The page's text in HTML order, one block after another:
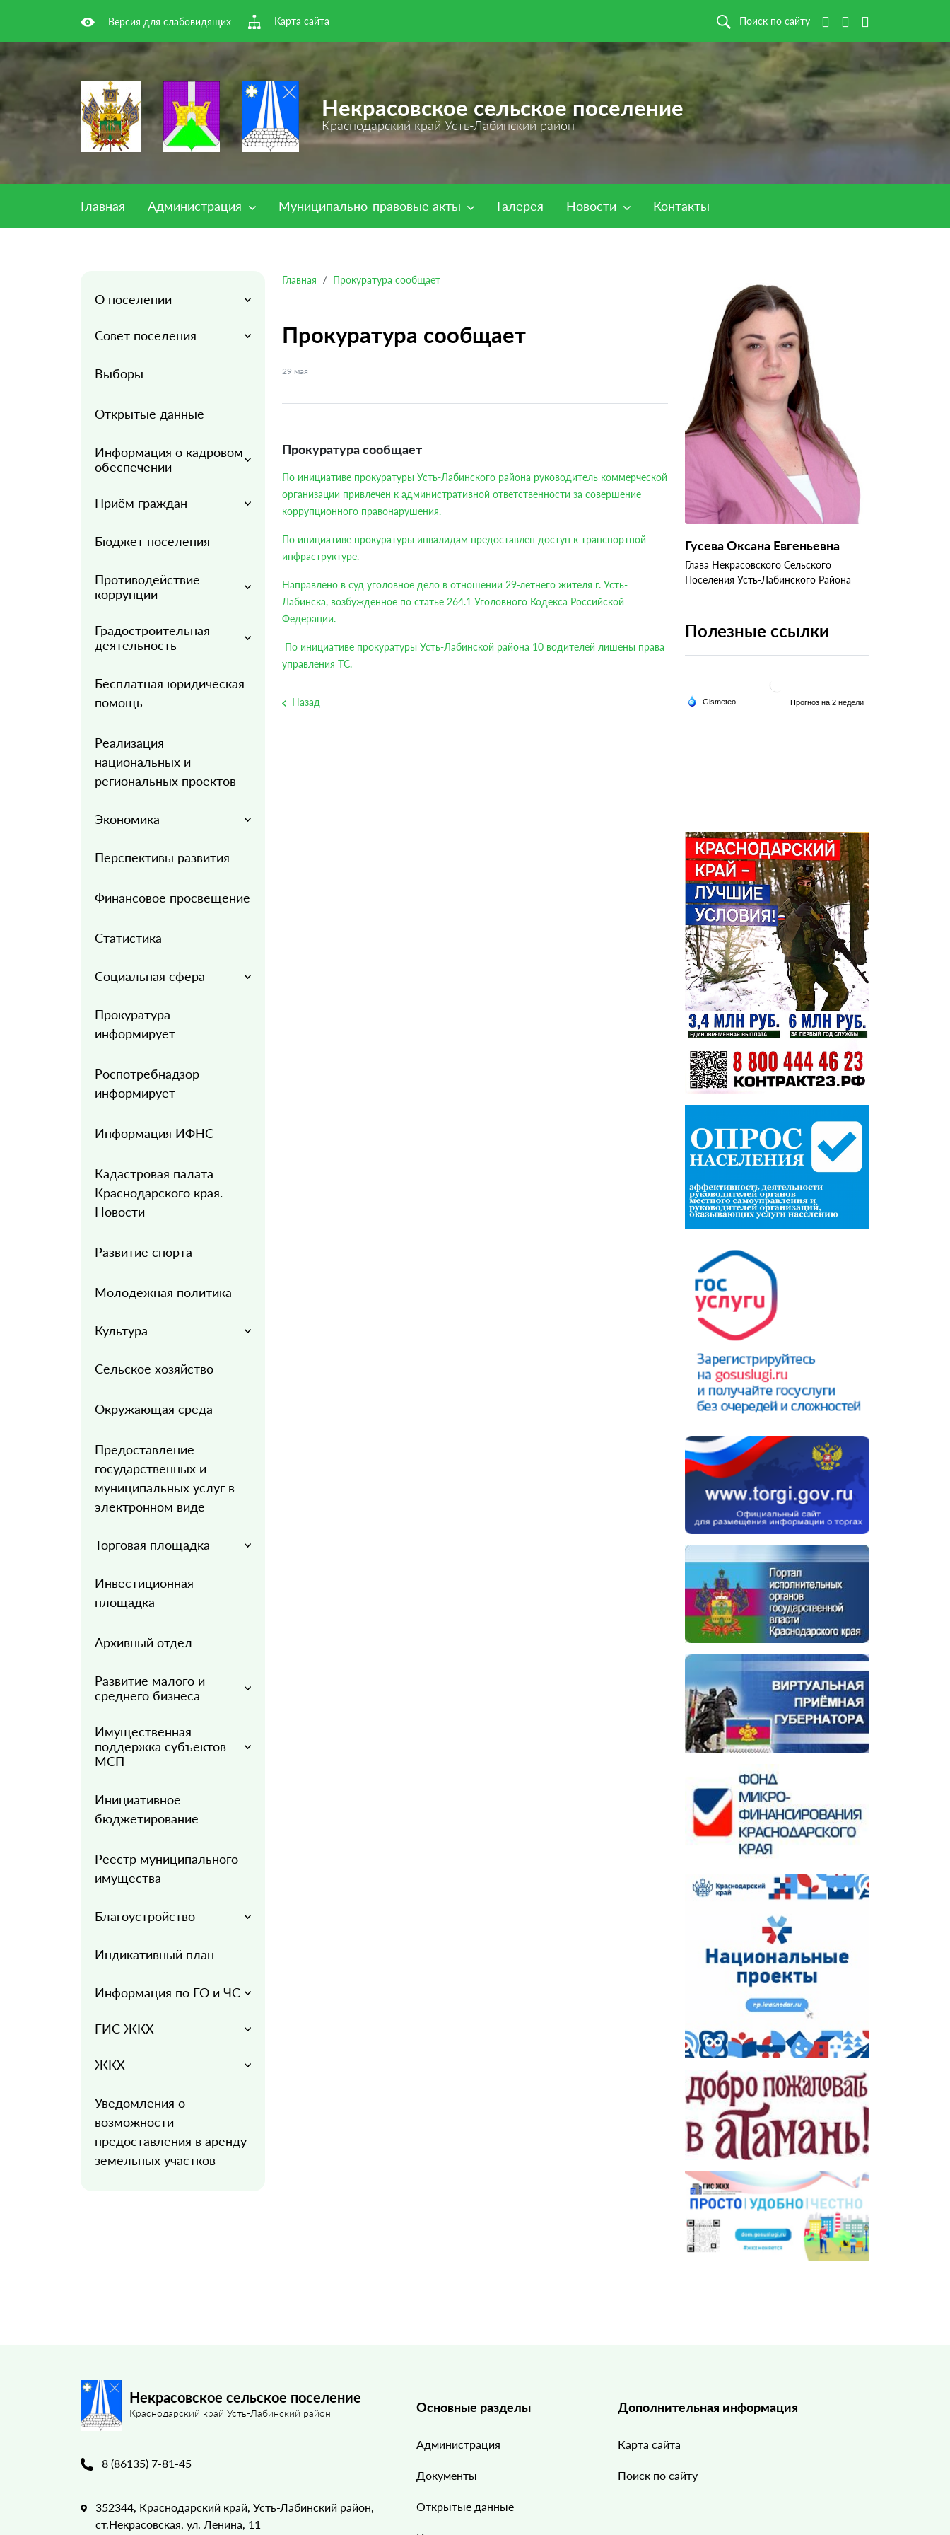
Версия для слабовидящих Карта сайта Поиск по сайту
Некрасовское сельское поселение
Краснодарский край Усть-Лабинский район
Главная Администрация Муниципально-правовые акты Галерея Новости Контакты
О поселении
Совет поселения
Выборы
Открытые данные
Информация о кадровом
обеспечении
Приём граждан
Бюджет поселения
Противодействие
коррупции
Градостроительная
деятельность
Бесплатная юридическая
помощь
Реализация
национальных и
региональных проектов
Экономика
Перспективы развития
Финансовое просвещение
Статистика
Социальная сфера
Прокуратура
информирует
Роспотребнадзор
информирует
Информация ИФНС
Кадастровая палата
Краснодарского края.
Новости
Развитие спорта
Молодежная политика
Культура
Сельское хозяйство
Окружающая среда
Предоставление
государственных и
муниципальных услуг в
электронном виде
Торговая площадка
Инвестиционная
площадка
Архивный отдел
Развитие малого и
среднего бизнеса
Имущественная
поддержка субъектов
МСП
Инициативное
бюджетирование
Реестр муниципального
имущества
Благоустройство
Индикативный план
Информация по ГО и ЧС
ГИС ЖКХ
ЖКХ
Уведомления о
возможности
предоставления в аренду
земельных участков
Главная Прокуратура сообщает
Прокуратура сообщает
29 мая
Прокуратура сообщает
По инициативе прокуратуры Усть-Лабинского района руководитель коммерческой
организации привлечен к административной ответственности за совершение
коррупционного правонарушения.
По инициативе прокуратуры инвалидам предоставлен доступ к транспортной
инфраструктуре.
Направлено в суд уголовное дело в отношении 29-летнего жителя г. Усть-
Лабинска, возбужденное по статье 264.1 Уголовного Кодекса Российской
Федерации.
По инициативе прокуратуры Усть-Лабинской района 10 водителей лишены права
управления ТС.
Назад
Гусева Оксана Евгеньевна
Глава Некрасовского Сельского
Поселения Усть-Лабинского Района
Полезные ссылки
Некрасовское сельское поселение
Краснодарский край Усть-Лабинский район
8 (86135) 7-81-45
352344, Краснодарский край, Усть-Лабинский район,
ст.Некрасовская, ул. Ленина, 11
Основные разделы
Администрация
Документы
Открытые данные
Дополнительная информация
Карта сайта
Поиск по сайту